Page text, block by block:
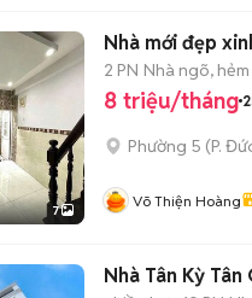
7
2 PN Nhà ngõ, hẻm
8 triệu/tháng
Phường 5 (P.
Võ Thiện Hoàng
Nhà Tân Kỳ